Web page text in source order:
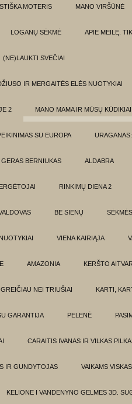
MOTERIS MANO VIRŠŪNĖ
LOGANŲ SĖKMĖ APIE MEILĘ.
(NE)LAUKTI SVEČIAI
IR MERGAITĖS ELĖS NUOTYKIAI
2 MANO MAMA IR MŪSŲ KŪDIKIAI
SU EUROPA
GERAS BERNIUKAS ALDABRA
RINKIMŲ DIENA 2
BE SIENŲ
VIENA KAIRIĄJA
AMAZONIA KERŠTO
GREIČIAU NEI TRIUŠIAI KARTI,
GARANTIJA PELENĖ
CARAITIS IVANAS IR VILKAS
IR GUNDYTOJAS VAIKAMS
KELIONE I VANDENYNO GELMES 3D.